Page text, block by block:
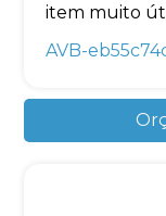
item muito
AVB-